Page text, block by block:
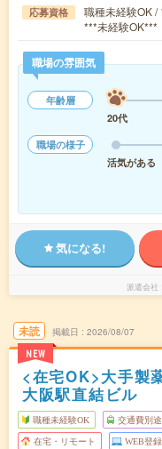
応募資格
職種未経験OK /
***未経験OK***
職場の雰囲気
年齢層
20代
職場の様子
活気がある
気になる!
派遣会社
未読
NEW
掲載日 2026/08/07
<在宅OK>大手製
大阪駅直結ビル
職種未経験OK 交通費別
在宅・リモート WEB登